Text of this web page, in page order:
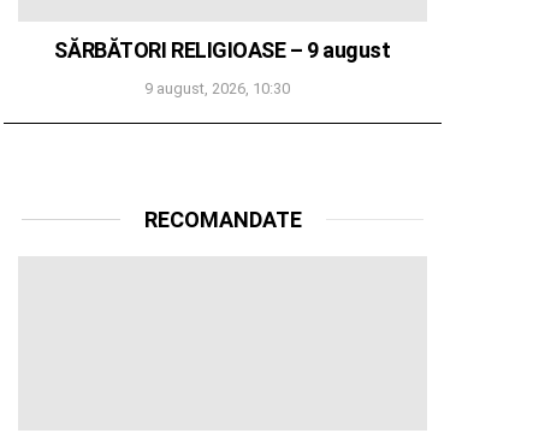
SĂRBĂTORI RELIGIOASE – 9 august
9 august, 2026, 10:30
RECOMANDATE